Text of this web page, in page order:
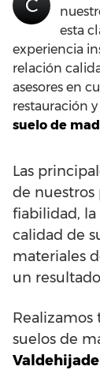
C
esta
experiencia
relación
asesores en
restauración
suelo de
Las
de nuestros
fiabilidad, la
calidad de
materiales
un
suelos de